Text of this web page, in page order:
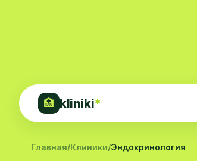
🏥 kliniki*
Главная/Клиники/Эндокринология